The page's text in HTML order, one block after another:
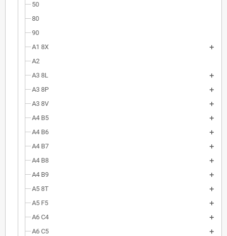
50
80
90
A1 8X
A2
A3 8L
A3 8P
A3 8V
A4 B5
A4 B6
A4 B7
A4 B8
A4 B9
A5 8T
A5 F5
A6 C4
A6 C5